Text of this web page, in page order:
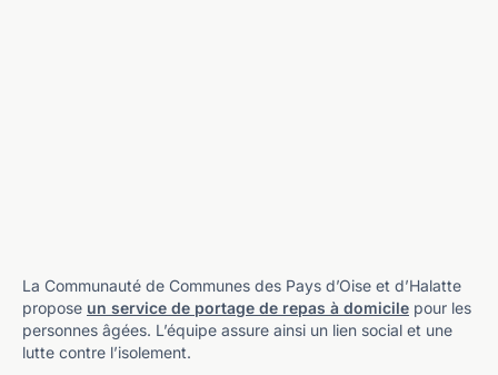
La Communauté de Communes des Pays d’Oise et d’Halatte
propose un service de portage de repas à domicile pour les
personnes âgées. L’équipe assure ainsi un lien social et une
lutte contre l’isolement.